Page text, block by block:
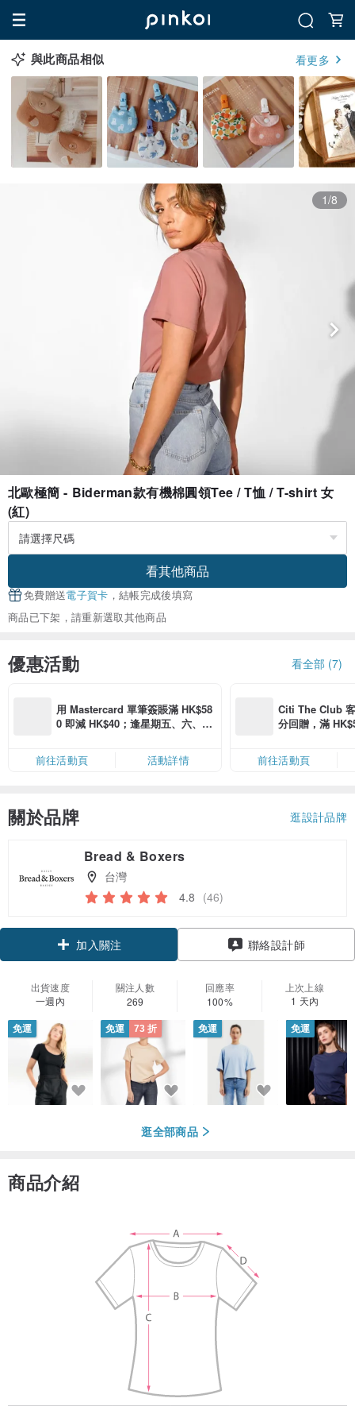
與此商品相似 看更多
1/8
北歐極簡 - Biderman款有機棉圓領Tee / T恤 / T-shirt 女
(紅)
看其他商品
免費贈送電子賀卡 ，結帳完成後填寫
商品已下架，請重新選取其他商品
優惠活動 看全部 (7)
用 Mastercard 單筆簽賬滿 HK$58
0 即減 HK$40；逢星期五、六、日
限，額滿即止，僅限「常用信用
卡」結帳）
前往活動頁 活動詳情
Citi The Club
分回贈，滿
前往活動頁
關於品牌 逛設計品牌
Bread & Boxers
台灣
4.8 (46)
加入關注 聯絡設計師
出貨速度
一週內
關注人數
269
回應率
100%
上次上線
1 天內
免運 免運 73 折 免運 免運
逛全部商品
商品介紹